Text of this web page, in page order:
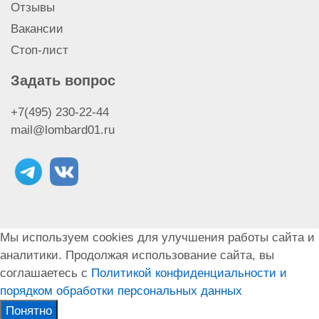
Продать IPhone Xs Max
Продать наушники Airpods Pro Max 2
Продать наушники Airpods Pro
Продать наушники Airpods 3
Продать моноблок iMac
Продать ноутбук Apple
Продать MacBook Pro
Продать IPad Air
Продать IPhone Xs
Продать наушники Airpods 2
Продать MacBook
Продать Apple TV
Отзывы
Вакансии
Стоп-лист
Задать вопрос
+7(495) 230-22-44
mail@lombard01.ru
Мы используем cookies для улучшения работы сайта и
аналитики. Продолжая использование сайта, вы
соглашаетесь с Политикой конфиденциальности и
порядком обработки персональных данных
Понятно